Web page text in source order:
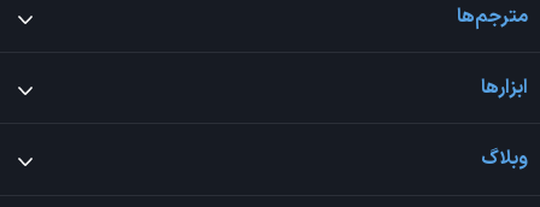
مترجم‌ها
ابزارها
وبلاگ